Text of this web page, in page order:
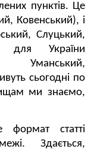
пунктів. Це
Ковенський), і
Слуцький,
для України
Уманський,
сьогодні по
ми знаємо,
формат статті
Здається,